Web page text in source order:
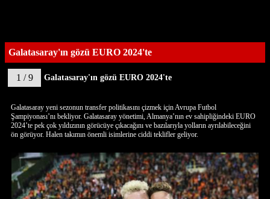
Galatasaray'ın gözü EURO 2024'te
1 / 9 Galatasaray'ın gözü EURO 2024'te
Galatasaray yeni sezonun transfer politikasını çizmek için Avrupa Futbol
Şampiyonası’nı bekliyor. Galatasaray yönetimi, Almanya’nın ev sahipliğindeki EURO
2024’te pek çok yıldızının görücüye çıkacağını ve bazılarıyla yolların ayrılabileceğini
ön görüyor. Halen takımın önemli isimlerine ciddi teklifler geliyor.